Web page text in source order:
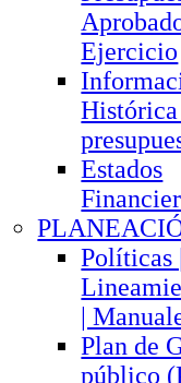
Ejercicio
Histórica
Estados
Políticas |
|
Plan de
público